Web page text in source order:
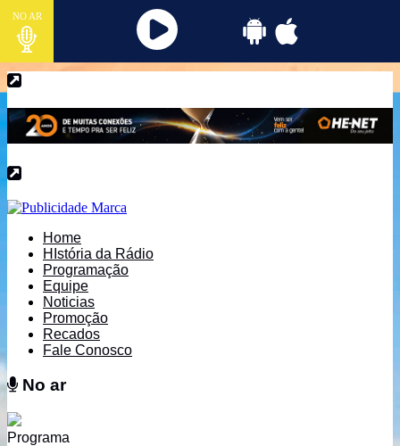
NO AR
Home
HIstória da Rádio
Programação
Equipe
Noticias
Promoção
Recados
Fale Conosco
No ar
Programa